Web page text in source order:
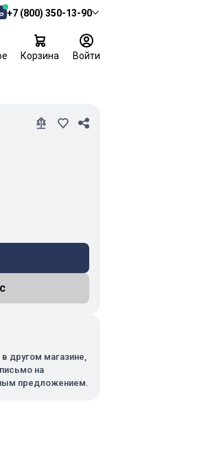
+7 (800) 350-13-90
Корзина Войти
другом магазине,
на
предложением.